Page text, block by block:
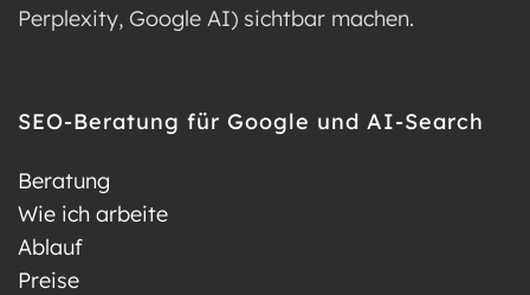
Perplexity, Google AI) sichtbar machen.
SEO-Beratung für Google und AI-Search
Beratung
Wie ich arbeite
Ablauf
Preise